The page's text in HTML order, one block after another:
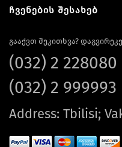
ჩვენების შესახებ
გააქვთ შეკითხვა?
(032) 2 228080
(032) 2 999993
Address: Tbilisi;